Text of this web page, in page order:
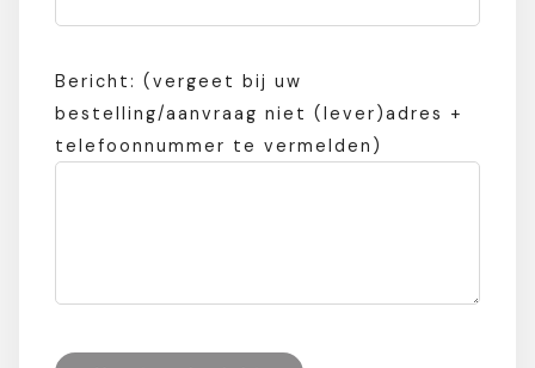
Bericht: (vergeet bij uw
bestelling/aanvraag niet (lever)adres +
telefoonnummer te vermelden)